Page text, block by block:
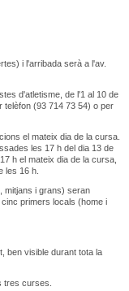
i l'arribada serà a l'av.
d'atletisme, de l'1 al 10 de
telèfon (93 714 73 54) o per
el mateix dia de la cursa.
les 17 h del dia 13 de
h el mateix dia de la cursa,
les 16 h.
mitjans i grans) seran
primers locals (home i
ben visible durant tota la
tres curses.